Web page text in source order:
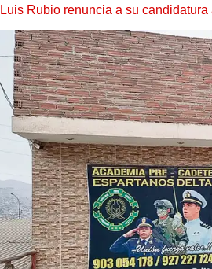
Luis Rubio renuncia a su